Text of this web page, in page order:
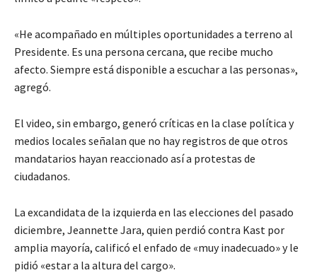
«He acompañado en múltiples oportunidades a terreno al
Presidente. Es una persona cercana, que recibe mucho
afecto. Siempre está disponible a escuchar a las personas»,
agregó.
El video, sin embargo, generó críticas en la clase política y
medios locales señalan que no hay registros de que otros
mandatarios hayan reaccionado así a protestas de
ciudadanos.
La excandidata de la izquierda en las elecciones del pasado
diciembre, Jeannette Jara, quien perdió contra Kast por
amplia mayoría, calificó el enfado de «muy inadecuado» y le
pidió «estar a la altura del cargo».